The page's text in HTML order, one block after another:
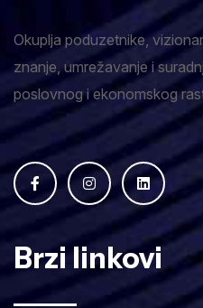
Okuplja poduzetnike,
znanje, umrežavanje i
poslovnog i ekonomskog
Brzi linkovi